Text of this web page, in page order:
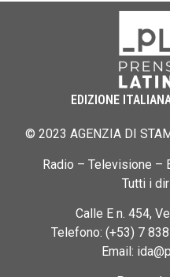
EDIZIONE
© 2023 AGENZIA DI
Radio – Televisione –
Tutti i
Calle E n. 454,
Telefono: (+53) 7
Email: